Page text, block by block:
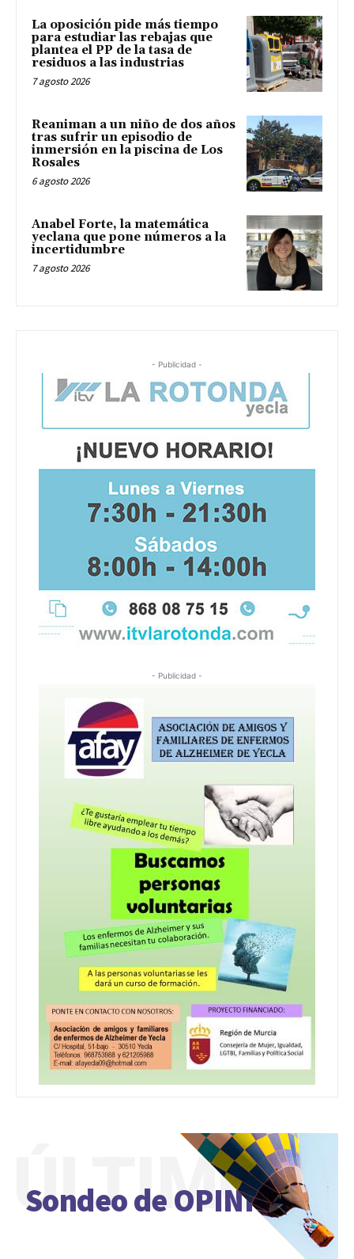
La oposición pide más tiempo
para estudiar las rebajas que
plantea el PP de la tasa de
residuos a las industrias
7 agosto 2026
Reaniman a un niño de dos años
tras sufrir un episodio de
inmersión en la piscina de Los
Rosales
6 agosto 2026
Anabel Forte, la matemática
yeclana que pone números a la
incertidumbre
7 agosto 2026
- Publicidad -
- Publicidad -
Sondeo de OPINIÓN
ÚLTIMO